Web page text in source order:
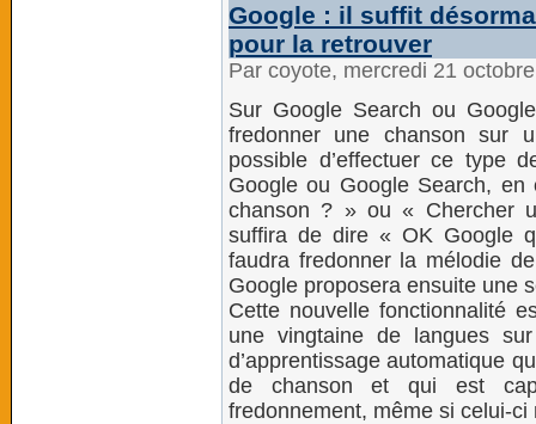
Google : il suffit
pour la retrouver
Par coyote, mercredi 21
Sur Google Search ou
fredonner une chanson sur
possible d’effectuer ce type
Google ou Google Search,
chanson ? » ou « Chercher
suffira de dire « OK Google
faudra fredonner la mélodie
Google proposera ensuite une
Cette nouvelle fonctionnalité
une vingtaine de langues
d’apprentissage automatique
de chanson et qui est
fredonnement, même si celui-ci